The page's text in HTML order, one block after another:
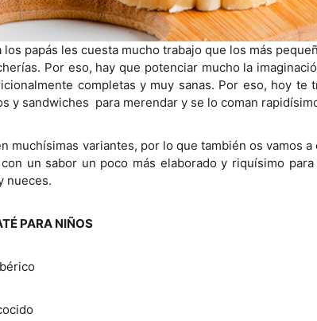
los papás les cuesta mucho trabajo que los más
Por eso, hay que potenciar mucho la
completas y muy sanas. Por eso, hoy te
y sandwiches para merendar y se lo coman
muchísimas variantes, por lo que también os vamos
un sabor un poco más elaborado y riquísimo
nueces.
PARA NIÑOS